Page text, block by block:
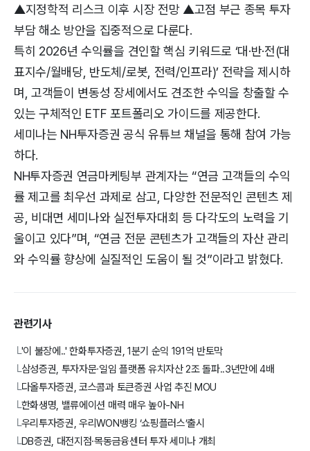
▲지정학적 리스크 이후 시장 전망 ▲고점 부근 종목 투자
부담 해소 방안을 집중적으로 다룬다.
특히 2026년 수익률을 견인할 핵심 키워드로 ‘대·반·전(대
표지수/월배당, 반도체/로봇, 전력/인프라)’ 전략을 제시하
며, 고객들이 변동성 장세에서도 견조한 수익을 창출할 수
있는 구체적인 ETF 포트폴리오 가이드를 제공한다.
세미나는 NH투자증권 공식 유튜브 채널을 통해 참여 가능
하다.
NH투자증권 연금마케팅부 관계자는 “연금 고객들의 수익
률 제고를 최우선 과제로 삼고, 다양한 전문적인 콘텐츠 제
공, 비대면 세미나와 실전투자대회 등 다각도의 노력을 기
울이고 있다”며, “연금 전문 콘텐츠가 고객들의 자산 관리
와 수익률 향상에 실질적인 도움이 될 것”이라고 밝혔다.
관련기사
└'이 불장에..' 한화투자증권, 1분기 순익 191억 반토막
└삼성증권, 투자자문∙일임 플랫폼 유치자산 2조 돌파..3년만에 4배
└다올투자증권, 코스콤과 토큰증권 사업 추진 MOU
└한화생명, 밸류에이션 매력 매우 높아-NH
└우리투자증권, 우리WON뱅킹 ‘쇼핑플러스’출시
└DB증권, 대전지점·목동금융센터 투자 세미나 개최